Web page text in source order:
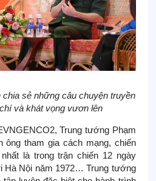
chia sẻ những câu chuyện truyền
và khát vọng vươn lên
Trung tướng Phạm
ông tham gia cách mạng, chiến
là trong trận chiến 12 ngày
Hà Nội năm 1972… Trung tướng